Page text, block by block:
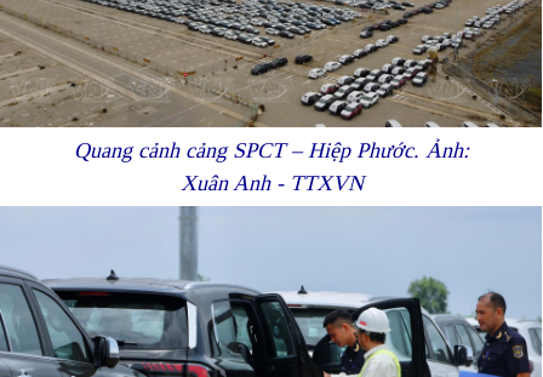
Quang cảnh cảng SPCT – Hiệp Phước. Ảnh:
Xuân Anh - TTXVN